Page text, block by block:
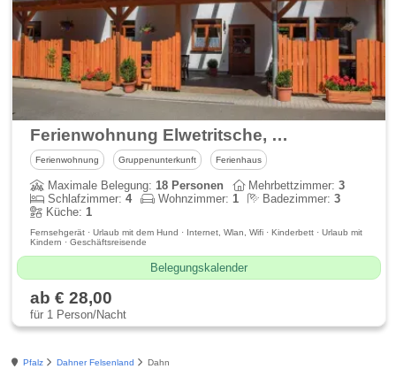
Ferienwohnung Elwetritsche, Dahn
Ferienwohnung Gruppenunterkunft Ferienhaus
Maximale Belegung:18 Personen Mehrbettzimmer:3
Schlafzimmer:4 Wohnzimmer:1 Badezimmer:3
Küche:1
Fernsehgerät · Urlaub mit dem Hund · Internet, Wlan, Wifi · Kinderbett · Urlaub mit
Kindern · Geschäftsreisende
Belegungskalender
ab € 28,00
für 1 Person/Nacht
Pfalz Dahner Felsenland Dahn